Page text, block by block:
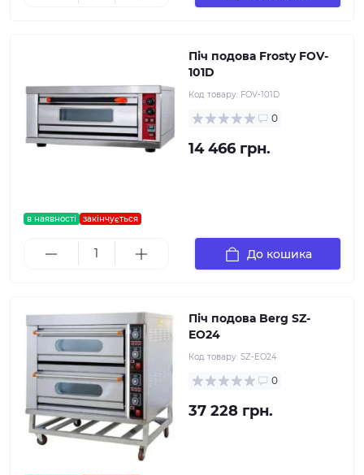
в наявності закінчується
Піч подова Frosty FOV-
101D
Код товару: FOV-101D
0
14 466 грн.
До кошика
Піч подова Berg SZ-
EO24
Код товару: SZ-EO24
0
37 228 грн.